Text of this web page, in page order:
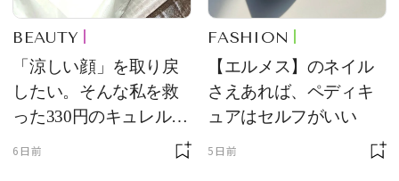
BEAUTY
「涼しい顔」を取り戻
したい。そんな私を救
った330円のキュレル名
6日前
FASHION
【エルメス】のネイル
さえあれば、ペディキ
ュアはセルフがいい
5日前